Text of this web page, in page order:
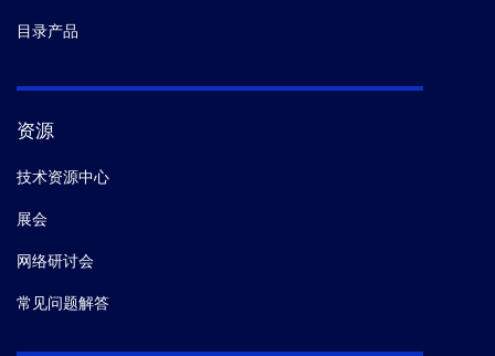
目录产品
资源
技术资源中心
展会
网络研讨会
常见问题解答